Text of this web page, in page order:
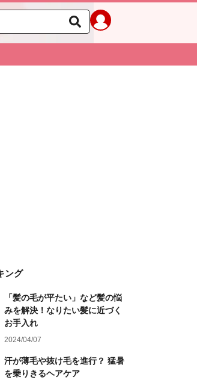
ング
「髪の毛が平たい」など髪の悩
みを解決！なりたい髪に近づく
お手入れ
2024/04/07
汗が薄毛や抜け毛を進行？ 猛暑
を乗りきるヘアケア